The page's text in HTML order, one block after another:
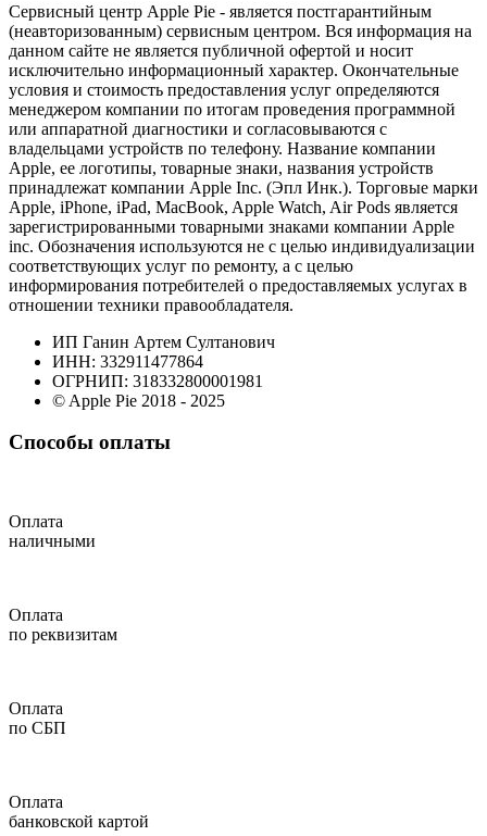
Сервисный центр Apple Pie - является постгарантийным
(неавторизованным) сервисным центром. Вся информация на
данном сайте не является публичной офертой и носит
исключительно информационный характер. Окончательные
условия и стоимость предоставления услуг определяются
менеджером компании по итогам проведения программной
или аппаратной диагностики и согласовываются с
владельцами устройств по телефону. Название компании
Apple, ее логотипы, товарные знаки, названия устройств
принадлежат компании Apple Inc. (Эпл Инк.). Торговые марки
Apple, iPhone, iPad, MacBook, Apple Watch, Air Pods является
зарегистрированными товарными знаками компании Apple
inc. Обозначения используются не с целью индивидуализации
соответствующих услуг по ремонту, а с целью
информирования потребителей о предоставляемых услугах в
отношении техники правообладателя.
ИП Ганин Артем Султанович
ИНН: 332911477864
ОГРНИП: 318332800001981
© Apple Pie 2018 - 2025
Способы оплаты
Оплата
наличными
Оплата
по реквизитам
Оплата
по СБП
Оплата
банковской картой